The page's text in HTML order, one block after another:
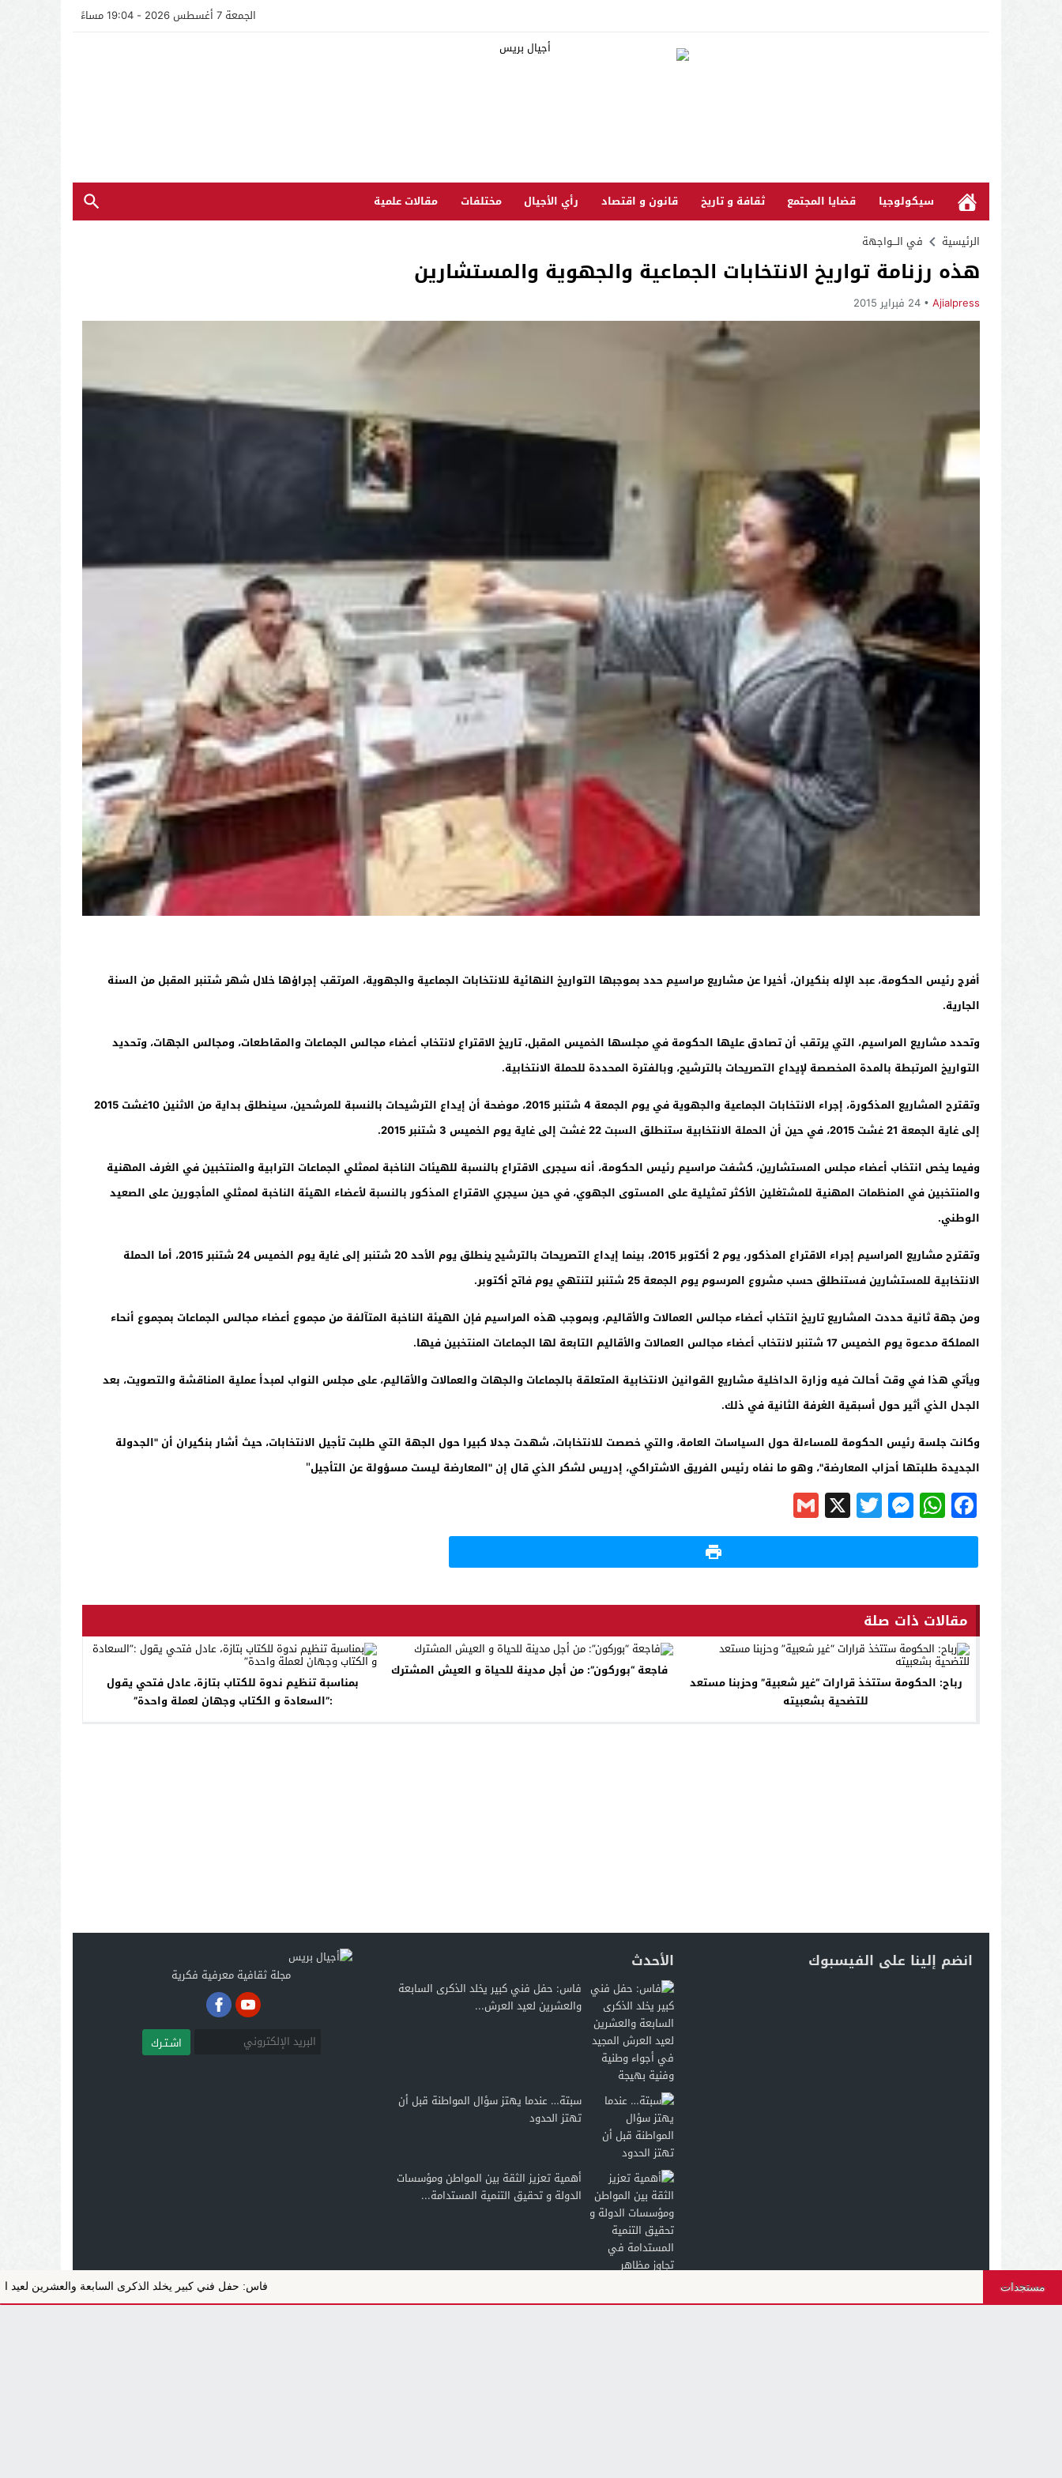
الجمعة 7 أغسطس 2026 - 19:04 مساءً
سيكولوجيا قضايا المجتمع ثقافة و تاريخ قانون و اقتصاد رأي الأجيال مختلفات مقالات علمية
الرئيسية في الـــواجهة
هذه رزنامة تواريخ الانتخابات الجماعية والجهوية والمستشارين
Ajialpress 24 فبراير 2015
أفرج رئيس الحكومة، عبد الإله بنكيران، أخيرا عن مشاريع مراسيم حدد بموجبها التواريخ النهائية للانتخابات الجماعية والجهوية، المرتقب إجراؤها خلال شهر شتنبر المقبل من السنة
الجارية.
وتحدد مشاريع المراسيم، التي يرتقب أن تصادق عليها الحكومة في مجلسها الخميس المقبل، تاريخ الاقتراع لانتخاب أعضاء مجالس الجماعات والمقاطعات، ومجالس الجهات، وتحديد
التواريخ المرتبطة بالمدة المخصصة لإيداع التصريحات بالترشيح، وبالفترة المحددة للحملة الانتخابية.
وتقترح المشاريع المذكورة، إجراء الانتخابات الجماعية والجهوية في يوم الجمعة 4 شتنبر 2015، موضحة أن إيداع الترشيحات بالنسبة للمرشحين، سينطلق بداية من الاثنين 10غشت 2015
إلى غاية الجمعة 21 غشت 2015، في حين أن الحملة الانتخابية ستنطلق السبت 22 غشت إلى غاية يوم الخميس 3 شتنبر 2015.
وفيما يخص انتخاب أعضاء مجلس المستشارين، كشفت مراسيم رئيس الحكومة، أنه سيجرى الاقتراع بالنسبة للهيئات الناخبة لممثلي الجماعات الترابية والمنتخبين في الغرف المهنية
والمنتخبين في المنظمات المهنية للمشتغلين الأكثر تمثيلية على المستوى الجهوي، في حين سيجري الاقتراع المذكور بالنسبة لأعضاء الهيئة الناخبة لممثلي المأجورين على الصعيد
الوطني.
وتقترح مشاريع المراسيم إجراء الاقتراع المذكور، يوم 2 أكتوبر 2015، بينما إيداع التصريحات بالترشيح ينطلق يوم الأحد 20 شتنبر إلى غاية يوم الخميس 24 شتنبر 2015، أما الحملة
الانتخابية للمستشارين فستنطلق حسب مشروع المرسوم يوم الجمعة 25 شتنبر لتنتهي يوم فاتح أكتوبر.
ومن جهة ثانية حددت المشاريع تاريخ انتخاب أعضاء مجالس العمالات والأقاليم، وبموجب هذه المراسيم فإن الهيئة الناخبة المتآلفة من مجموع أعضاء مجالس الجماعات بمجموع أنحاء
المملكة مدعوة يوم الخميس 17 شتنبر لانتخاب أعضاء مجالس العمالات والأقاليم التابعة لها الجماعات المنتخبين فيها.
ويأتي هذا في وقت أحالت فيه وزارة الداخلية مشاريع القوانين الانتخابية المتعلقة بالجماعات والجهات والعمالات والأقاليم، على مجلس النواب لمبدأ عملية المناقشة والتصويت، بعد
الجدل الذي أثير حول أسبقية الغرفة الثانية في ذلك.
وكانت جلسة رئيس الحكومة للمساءلة حول السياسات العامة، والتي خصصت للانتخابات، شهدت جدلا كبيرا حول الجهة التي طلبت تأجيل الانتخابات، حيث أشار بنكيران أن "الجدولة
الجديدة طلبتها أحزاب المعارضة"، وهو ما نفاه رئيس الفريق الاشتراكي، إدريس لشكر الذي قال إن "المعارضة ليست مسؤولة عن التأجيل"
Facebook
WhatsApp
Messenger
Twitter
X
Gmail
مقالات ذات صلة
رباح: الحكومة ستتخذ قرارات “غير شعبية” وحزبنا مستعد
للتضحية بشعبيته
فاجعة “بوركون”: من أجل مدينة للحياة و العيش المشترك
بمناسبة تنظيم ندوة للكتاب بتازة، عادل فتحي يقول
:”السعادة و الكتاب وجهان لعملة واحدة”
انضم إلينا على الفيسبوك الأحدث
فاس: حفل فني كبير يخلد الذكرى السابعة
والعشرين لعيد العرش...
سبتة… عندما يهتز سؤال المواطنة قبل أن
تهتز الحدود
أهمية تعزيز الثقة بين المواطن ومؤسسات
الدولة و تحقيق التنمية المستدامة...
مجلة ثقافية معرفية فكرية
اشـتـرك
مستجدات فاس: حفل فني كبير يخلد الذكرى السابعة والعشرين لعيد العرش المجيد